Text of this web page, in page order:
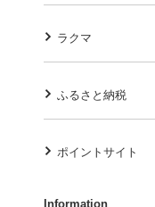
ラクマ
ふるさと納税
ポイントサイト
Information